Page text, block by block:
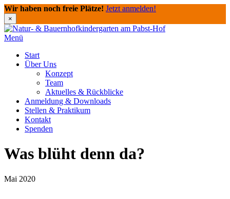
Wir haben noch freie Plätze! Jetzt anmelden!
×
Direkt
zum
Menü
Start
Über Uns
Konzept
Team
Aktuelles & Rückblicke
Anmeldung & Downloads
Stellen & Praktikum
Kontakt
Spenden
Was blüht denn da?
Mai 2020